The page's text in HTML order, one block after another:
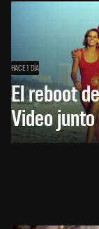
HACE 1 DÍA
El reboot
Video